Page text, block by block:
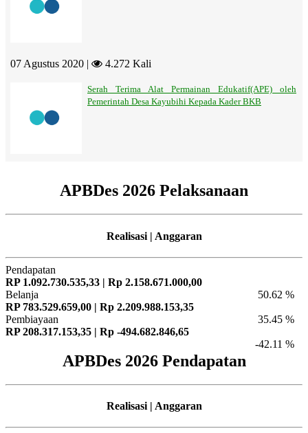
07 Agustus 2020 | 4.272 Kali
Serah Terima Alat Permainan Edukatif(APE) oleh
Pemerintah Desa Kayubihi Kepada Kader BKB
APBDes 2026 Pelaksanaan
Realisasi | Anggaran
Pendapatan
RP 1.092.730.535,33 | Rp 2.158.671.000,00
50.62 %
Belanja
RP 783.529.659,00 | Rp 2.209.988.153,35
35.45 %
Pembiayaan
RP 208.317.153,35 | Rp -494.682.846,65
-42.11 %
APBDes 2026 Pendapatan
Realisasi | Anggaran